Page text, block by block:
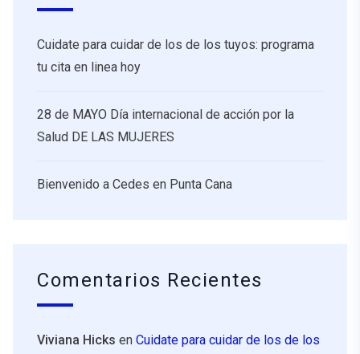
Cuidate para cuidar de los de los tuyos: programa
tu cita en linea hoy
28 de MAYO Día internacional de acción por la
Salud DE LAS MUJERES
Bienvenido a Cedes en Punta Cana
Comentarios Recientes
Viviana Hicks en Cuidate para cuidar de los de los